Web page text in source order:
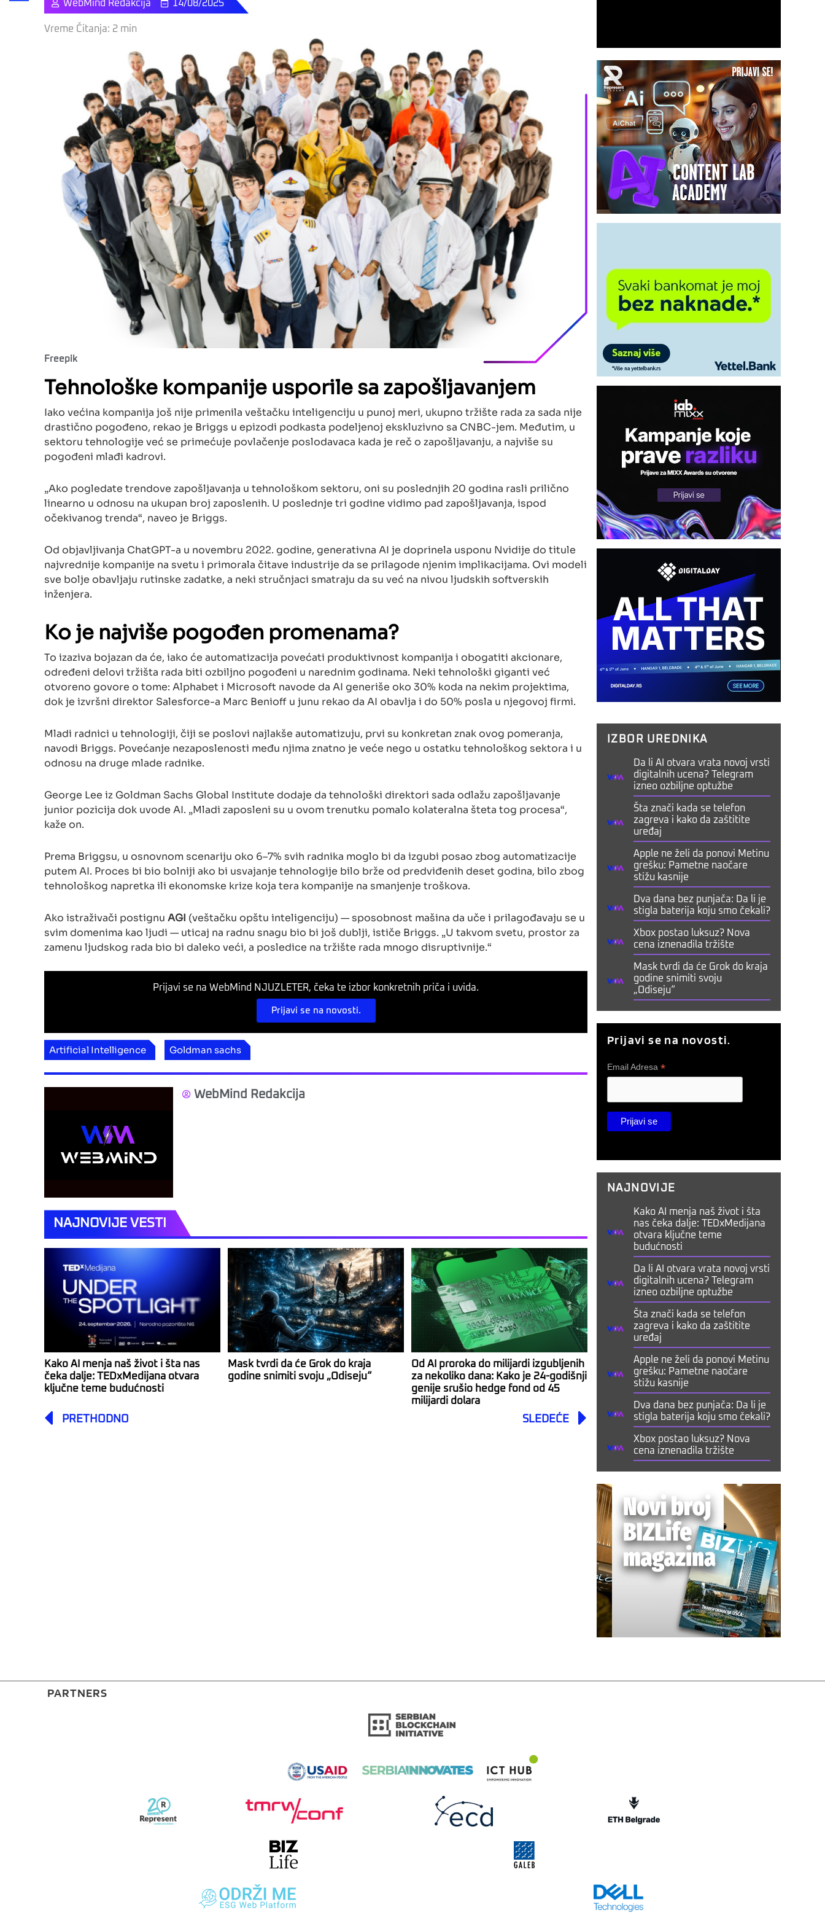
WebMind Redakcija 14/08/2025
Vreme Čitanja: 2 min
Freepik
Tehnološke kompanije usporile sa zapošljavanjem
Iako većina kompanija još nije primenila veštačku inteligenciju u punoj meri, ukupno tržište rada za sada nije
drastično pogođeno, rekao je Briggs u epizodi podkasta podeljenoj ekskluzivno sa CNBC-jem. Međutim, u
sektoru tehnologije već se primećuje povlačenje poslodavaca kada je reč o zapošljavanju, a najviše su
pogođeni mlađi kadrovi.
„Ako pogledate trendove zapošljavanja u tehnološkom sektoru, oni su poslednjih 20 godina rasli prilično
linearno u odnosu na ukupan broj zaposlenih. U poslednje tri godine vidimo pad zapošljavanja, ispod
očekivanog trenda“, naveo je Briggs.
Od objavljivanja ChatGPT-a u novembru 2022. godine, generativna AI je doprinela usponu Nvidije do titule
najvrednije kompanije na svetu i primorala čitave industrije da se prilagode njenim implikacijama. Ovi modeli
sve bolje obavljaju rutinske zadatke, a neki stručnjaci smatraju da su već na nivou ljudskih softverskih
inženjera.
Ko je najviše pogođen promenama?
To izaziva bojazan da će, iako će automatizacija povećati produktivnost kompanija i obogatiti akcionare,
određeni delovi tržišta rada biti ozbiljno pogođeni u narednim godinama. Neki tehnološki giganti već
otvoreno govore o tome: Alphabet i Microsoft navode da AI generiše oko 30% koda na nekim projektima,
dok je izvršni direktor Salesforce-a Marc Benioff u junu rekao da AI obavlja i do 50% posla u njegovoj firmi.
Mladi radnici u tehnologiji, čiji se poslovi najlakše automatizuju, prvi su konkretan znak ovog pomeranja,
navodi Briggs. Povećanje nezaposlenosti među njima znatno je veće nego u ostatku tehnološkog sektora i u
odnosu na druge mlade radnike.
George Lee iz Goldman Sachs Global Institute dodaje da tehnološki direktori sada odlažu zapošljavanje
junior pozicija dok uvode AI. „Mladi zaposleni su u ovom trenutku pomalo kolateralna šteta tog procesa“,
kaže on.
Prema Briggsu, u osnovnom scenariju oko 6–7% svih radnika moglo bi da izgubi posao zbog automatizacije
putem AI. Proces bi bio bolniji ako bi usvajanje tehnologije bilo brže od predviđenih deset godina, bilo zbog
tehnološkog napretka ili ekonomske krize koja tera kompanije na smanjenje troškova.
Ako istraživači postignu AGI (veštačku opštu inteligenciju) — sposobnost mašina da uče i prilagođavaju se u
svim domenima kao ljudi — uticaj na radnu snagu bio bi još dublji, ističe Briggs. „U takvom svetu, prostor za
zamenu ljudskog rada bio bi daleko veći, a posledice na tržište rada mnogo disruptivnije.“
Prijavi se na WebMind NJUZLETER, čeka te izbor konkretnih priča i uvida.
Prijavi se na novosti.
Artificial Intelligence Goldman sachs
WebMind Redakcija
NAJNOVIJE VESTI
Kako AI menja naš život i šta nas
čeka dalje: TEDxMedijana otvara
ključne teme budućnosti
Mask tvrdi da će Grok do kraja
godine snimiti svoju „Odiseju“
Od AI proroka do milijardi izgubljenih
za nekoliko dana: Kako je 24-godišnji
genije srušio hedge fond od 45
milijardi dolara
Prev
PRETHODNO SLEDEĆE Next
IZBOR UREDNIKA
Da li AI otvara vrata novoj vrsti
digitalnih ucena? Telegram
izneo ozbiljne optužbe
Šta znači kada se telefon
zagreva i kako da zaštitite
uređaj
Apple ne želi da ponovi Metinu
grešku: Pametne naočare
stižu kasnije
Dva dana bez punjača: Da li je
stigla baterija koju smo čekali?
Xbox postao luksuz? Nova
cena iznenadila tržište
Mask tvrdi da će Grok do kraja
godine snimiti svoju
„Odiseju“
Prijavi se na novosti.
Email Adresa *
NAJNOVIJE
Kako AI menja naš život i šta
nas čeka dalje: TEDxMedijana
otvara ključne teme
budućnosti
Da li AI otvara vrata novoj vrsti
digitalnih ucena? Telegram
izneo ozbiljne optužbe
Šta znači kada se telefon
zagreva i kako da zaštitite
uređaj
Apple ne želi da ponovi Metinu
grešku: Pametne naočare
stižu kasnije
Dva dana bez punjača: Da li je
stigla baterija koju smo čekali?
Xbox postao luksuz? Nova
cena iznenadila tržište
PARTNERS